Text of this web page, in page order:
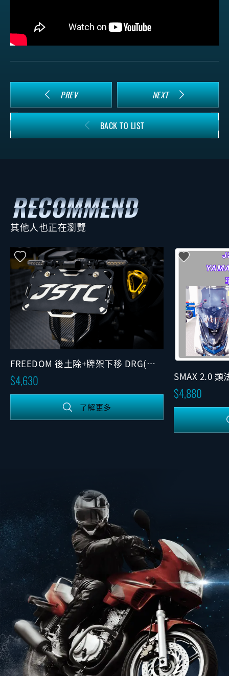
PREV NEXT
BACK TO LIST
其他人也正在瀏覽
FREEDOM 後土除+牌架下移 DRG(水
轉印)
4,630
了解更多
SMAX 2.0 類
版)4,880